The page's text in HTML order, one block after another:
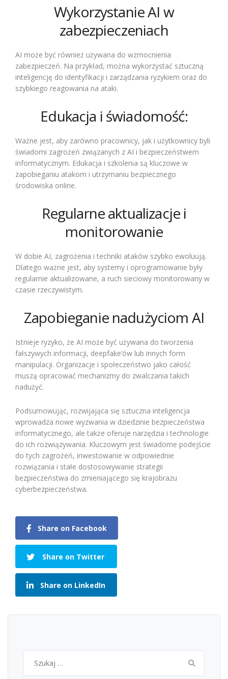
Wykorzystanie AI w
zabezpieczeniach
AI może być również używana do wzmocnienia
zabezpieczeń. Na przykład, można wykorzystać sztuczną
inteligencję do identyfikacji i zarządzania ryzykiem oraz do
szybkiego reagowania na ataki.
Edukacja i świadomość:
Ważne jest, aby zarówno pracownicy, jak i użytkownicy byli
świadomi zagrożeń związanych z AI i bezpieczeństwem
informatycznym. Edukacja i szkolenia są kluczowe w
zapobieganiu atakom i utrzymaniu bezpiecznego
środowiska online.
Regularne aktualizacje i
monitorowanie
W dobie AI, zagrożenia i techniki ataków szybko ewoluują.
Dlatego ważne jest, aby systemy i oprogramowanie były
regularnie aktualizowane, a ruch sieciowy monitorowany w
czasie rzeczywistym.
Zapobieganie nadużyciom AI
Istnieje ryzyko, że AI może być używana do tworzenia
fałszywych informacji, deepfake’ów lub innych form
manipulacji. Organizacje i społeczeństwo jako całość
muszą opracować mechanizmy do zwalczania takich
nadużyć.
Podsumowując, rozwijająca się sztuczna inteligencja
wprowadza nowe wyzwania w dziedzinie bezpieczeństwa
informatycznego, ale także oferuje narzędzia i technologie
do ich rozwiązywania. Kluczowym jest świadome podejście
do tych zagrożeń, inwestowanie w odpowiednie
rozwiązania i stałe dostosowywanie strategii
bezpieczeństwa do zmieniającego się krajobrazu
cyberbezpieczeństwa.
Share on Facebook
Share on Twitter
Share on LinkedIn